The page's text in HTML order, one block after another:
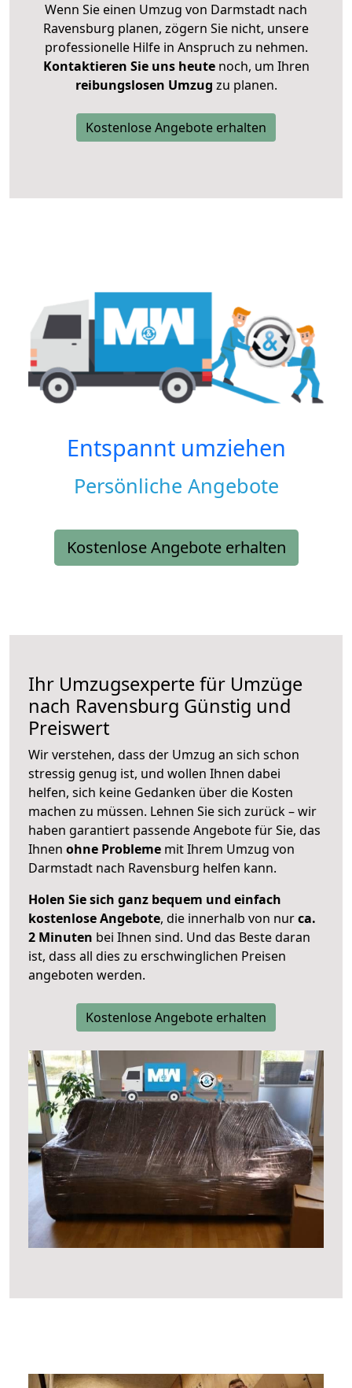
Wenn Sie einen Umzug von Darmstadt nach
Ravensburg planen, zögern Sie nicht, unsere
professionelle Hilfe in Anspruch zu nehmen.
Kontaktieren Sie uns heutenoch, um Ihren
reibungslosen Umzug zu planen.
Kostenlose Angebote erhalten
Entspannt umziehen
Persönliche Angebote
Kostenlose Angebote erhalten
Ihr Umzugsexperte für Umzüge
nach Ravensburg Günstig und
Preiswert
Wir verstehen, dass der Umzug an sich schon
stressig genug ist, und wollen Ihnen dabei
helfen, sich keine Gedanken über die Kosten
machen zu müssen. Lehnen Sie sich zurück – wir
haben garantiert passende Angebote für Sie, das
Ihnen ohne Probleme mit Ihrem Umzug von
Darmstadt nach Ravensburg helfen kann.
Holen Sie sich ganz bequem und einfach
kostenlose Angebote, die innerhalb von nurca.
2 Minuten bei Ihnen sind. Und das Beste daran
ist, dass all dies zu erschwinglichen Preisen
angeboten werden.
Kostenlose Angebote erhalten